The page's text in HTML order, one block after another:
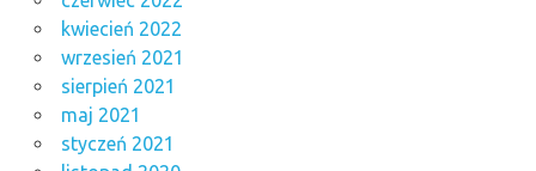
kwiecień 2022
wrzesień 2021
sierpień 2021
maj 2021
styczeń 2021